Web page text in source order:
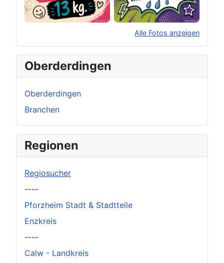
Alle Fotos anzeigen
Original herunterladen
Oberderdingen
Oberderdingen
Branchen
Regionen
Regiosucher
----
Pforzheim Stadt & Stadtteile
Enzkreis
----
Calw - Landkreis